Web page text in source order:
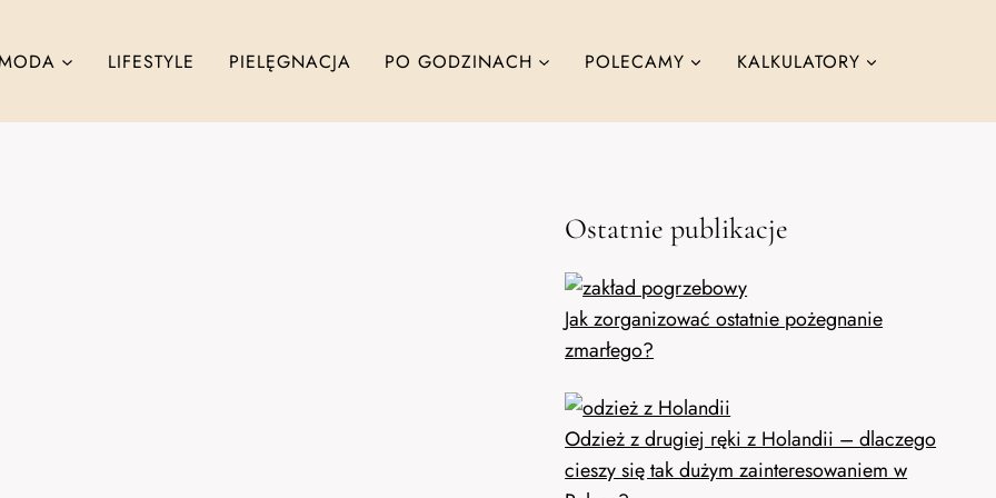
LIFESTYLE PIELĘGNACJA PO GODZINACH POLECAMY KALKULATORY
Ostatnie publikacje
Jak zorganizować ostatnie pożegnanie
zmarłego?
Odzież z drugiej ręki z Holandii – dlaczego
cieszy się tak dużym zainteresowaniem w